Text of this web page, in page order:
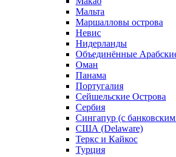
Мальта
Маршалловы острова
Нeвис
Нидерланды
Объединённые
Оман
Панама
Португалия
Сейшельские Острова
Сербия
Сингапур (c
США (Delaware)
Теркс и Кайкос
Турция